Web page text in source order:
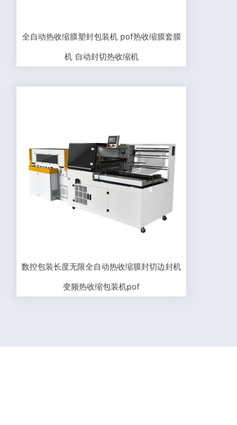
全自动热收缩膜塑封包装机 pof热收缩膜套膜
机 自动封切热收缩机
数控包装长度无限全自动热收缩膜封切边封机
变频热收缩包装机pof